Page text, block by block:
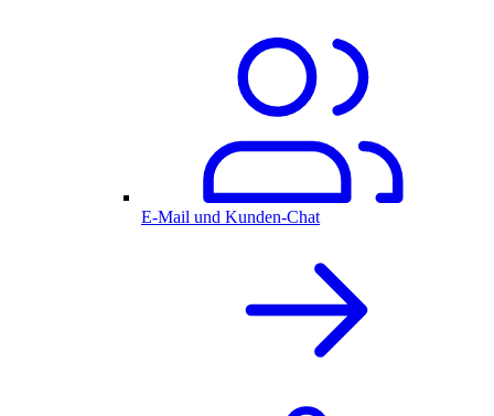
E-Mail und Kunden-Chat